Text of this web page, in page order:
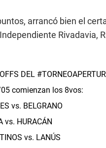
arrancó bien el
Rivadavia,
DEL
comienzan los 8vos:
vs. BELGRANO
vs. HURACÁN
vs. LANÚS